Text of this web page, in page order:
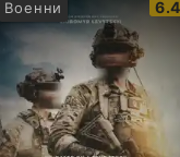
Военни 6.4